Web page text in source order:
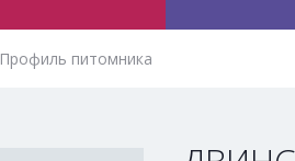
Профиль питомника